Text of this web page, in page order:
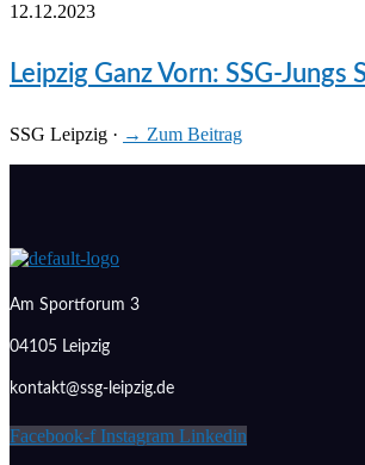
12.12.2023
Leipzig Ganz Vorn: SSG-
SSG Leipzig · → Zum Beitrag
Am Sportforum 3
04105 Leipzig
kontakt@ssg-leipzig.de
Facebook-f Instagram Linkedin